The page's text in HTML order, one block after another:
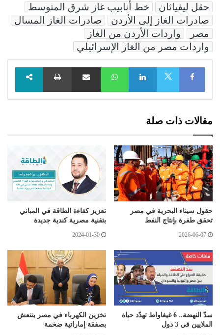
حقل ليفياثان
خط أنابيب غاز شرق المتوسط
صادرات الغاز إلى الأردن
صادرات الغاز المسال
مصر
واردات الأردن من الغاز
واردات مصر من الغاز الإسرائيلي
Facebook
LinkedIn
WhatsAppمشاركة عبر البريد طباعة
مقالات ذات صلة
حقول سيناء البحرية في مصر
تحقق طفرة بإنتاج النفط
2026-06-07
تعزيز كفاءة الطاقة في المباني
بتقنية مصرية كندية جديدة
2024-01-30
سدّ النهضة.. 6 غيغاواط تهدّد حياة
الملايين في 3 دول
تخزين الكهرباء في مصر ينتعش
بصفقة إماراتية ضخمة